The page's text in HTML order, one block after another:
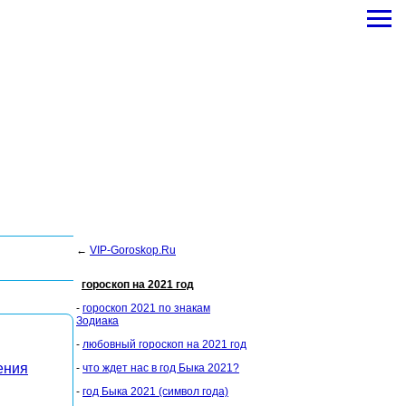
← VIP-Goroskop.Ru
гороскоп на 2021 год
- гороскоп 2021 по знакам
Зодиака
- любовный гороскоп на 2021 год
- что ждет нас в год Быка 2021?
- год Быка 2021 (символ года)